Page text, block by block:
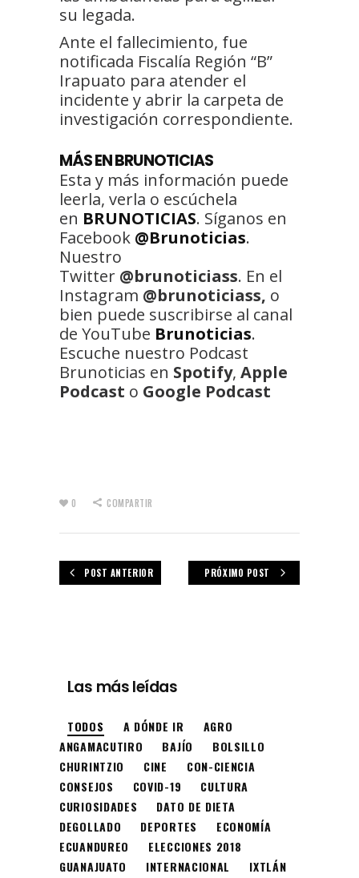
su legada.
Ante el fallecimiento, fue
notificada Fiscalía Región “B”
Irapuato para atender el
incidente y abrir la carpeta de
investigación correspondiente.
MÁS EN BRUNOTICIAS
Esta y más información puede
leerla, verla o escúchela
en BRUNOTICIAS. Síganos en
Facebook @Brunoticias.
Nuestro
Twitter @brunoticiass. En el
Instagram @brunoticiass, o
bien puede suscribirse al canal
de YouTube Brunoticias.
Escuche nuestro Podcast
Brunoticias en Spotify, Apple
Podcast o Google Podcast
0 COMPARTIR
POST ANTERIOR PRÓXIMO POST
Las más leídas
TODOS A DÓNDE IR
AGRO
ANGAMACUTIRO
BAJÍO
BOLSILLO
CHURINTZIO
CINE
CON-CIENCIA
CONSEJOS
COVID-19
CULTURA
CURIOSIDADES
DATO DE DIETA
DEGOLLADO
DEPORTES
ECONOMÍA
ECUANDUREO
ELECCIONES 2018
GUANAJUATO
INTERNACIONAL
IXTLÁN